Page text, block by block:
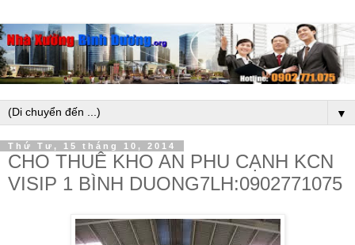
▼
Thứ Tư, 15 tháng 10, 2014
CHO THUÊ KHO AN PHU CẠNH KCN
VISIP 1 BÌNH DUONG7LH:0902771075